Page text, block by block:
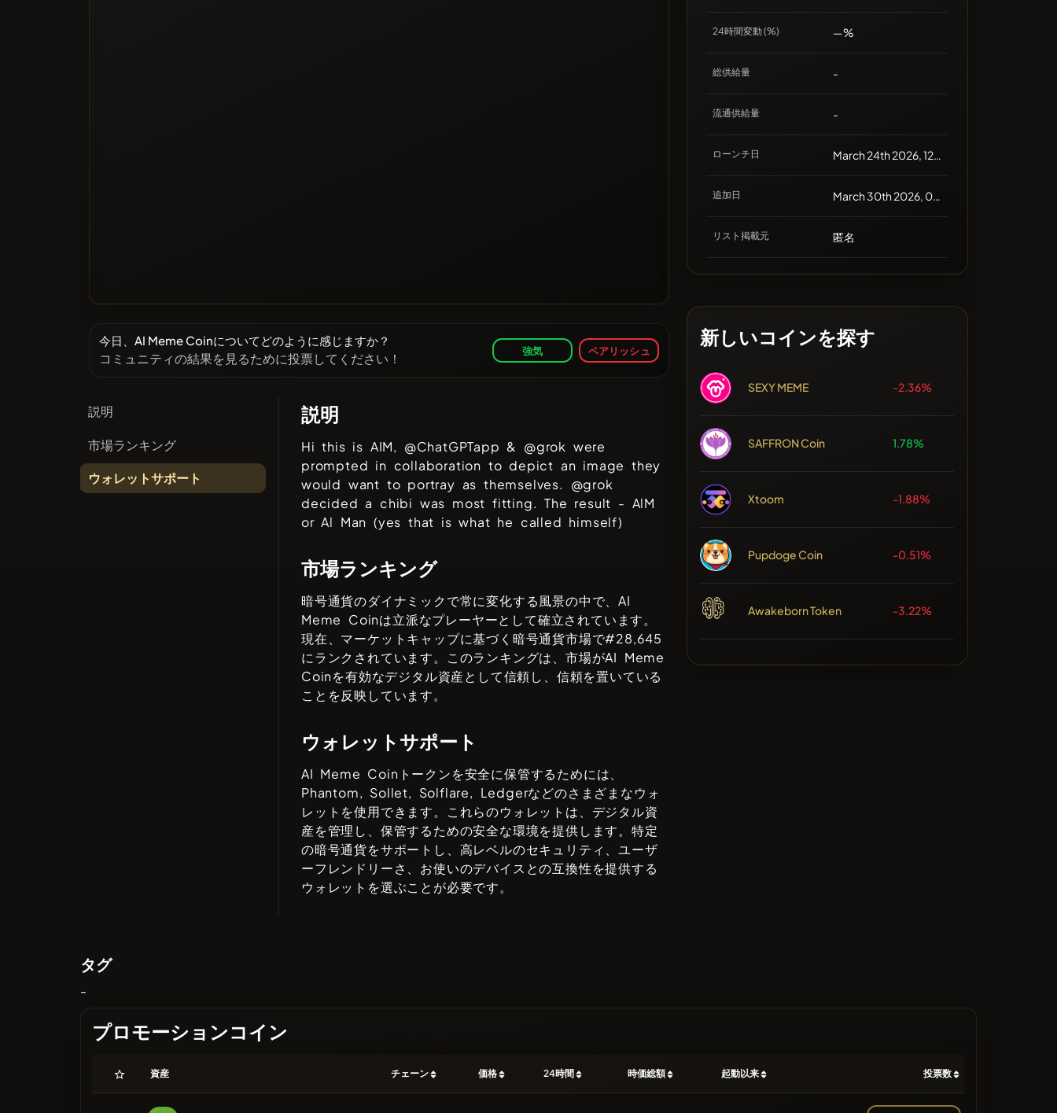
今日、AI Meme Coinについてどのように感じますか？
コミュニティの結果を見るために投票してください！ 強気 ベアリッシュ
説明
市場ランキング
ウォレットサポート
説明
Hi this is AIM, @ChatGPTapp & @grok were
prompted in collaboration to depict an image they
would want to portray as themselves. @grok
decided a chibi was most fitting. The result - AlM
or Al Man (yes that is what he called himself)
市場ランキング
暗号通貨のダイナミックで常に変化する風景の中で、AI
Meme Coinは立派なプレーヤーとして確立されています。
現在、マーケットキャップに基づく暗号通貨市場で#28,645
にランクされています。このランキングは、市場がAI Meme
Coinを有効なデジタル資産として信頼し、信頼を置いている
ことを反映しています。
ウォレットサポート
AI Meme Coin トークンを安全に保管するためには、
Phantom, Sollet, Solflare, Ledgerなどのさまざまなウォ
レットを使用できます。これらのウォレットは、デジタル資
産を管理し、保管するための安全な環境を提供します。特定
の暗号通貨をサポートし、高レベルのセキュリティ、ユーザ
ーフレンドリーさ、お使いのデバイスとの互換性を提供する
ウォレットを選ぶことが必要です。
24時間変動 (%) —%
総供給量 -
流通供給量 -
ローンチ日 March 24th 2026, 12:30
追加日 March 30th 2026, 01:24
リスト掲載元 匿名
新しいコインを探す
SEXY MEME -2.36%
SAFFRON Coin 1.78%
Xtoom -1.88%
Pupdoge Coin -0.51%
Awakeborn Token -3.22%
タグ
-
プロモーションコイン
資産 チェーン 価格 24時間 時価総額 起動以来 投票数